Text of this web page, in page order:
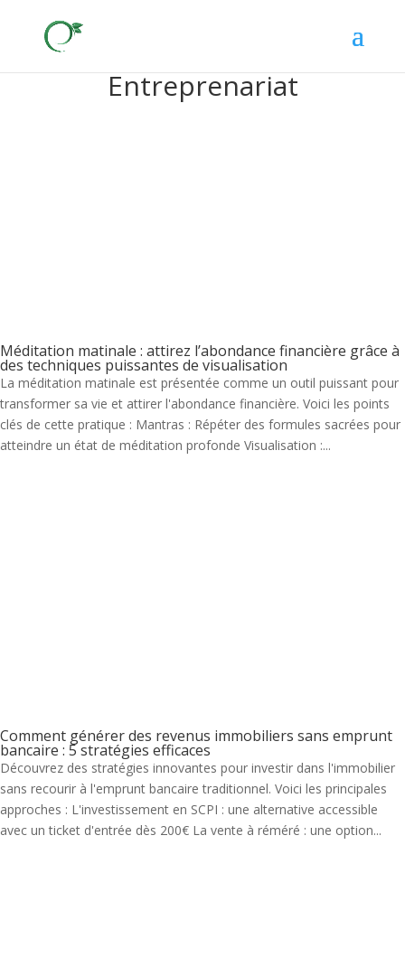
Entreprenariat
Méditation matinale : attirez l’abondance financière grâce à
des techniques puissantes de visualisation
La méditation matinale est présentée comme un outil puissant pour
transformer sa vie et attirer l'abondance financière. Voici les points
clés de cette pratique : Mantras : Répéter des formules sacrées pour
atteindre un état de méditation profonde Visualisation :...
Comment générer des revenus immobiliers sans emprunt
bancaire : 5 stratégies efficaces
Découvrez des stratégies innovantes pour investir dans l'immobilier
sans recourir à l'emprunt bancaire traditionnel. Voici les principales
approches : L'investissement en SCPI : une alternative accessible
avec un ticket d'entrée dès 200€ La vente à réméré : une option...